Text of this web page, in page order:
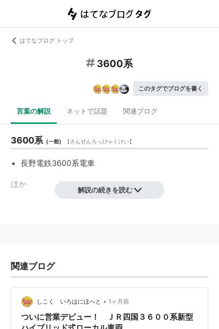
はてなブログ トップ
3600系
このタグでブログを書く
言葉の解説 ネットで話題 関連ブログ
3600系 (一般) 【さんぜんろっぴゃくけい】
長野電鉄3600系電車
ほか
解説の続きを読む
関連ブログ
しこく いろはにほへと • 1ヶ月前
ついに営業デビュー！ ＪＲ四国３６００系新型